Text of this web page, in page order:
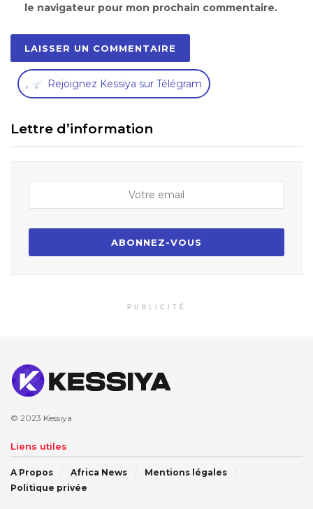
le navigateur pour mon prochain commentaire.
, Rejoignez Kessiya sur Télégram
Lettre d’information
PUBLICITÉ
© 2023 Kessiya
Liens utiles
A Propos Africa News
Mentions légales
Politique privée